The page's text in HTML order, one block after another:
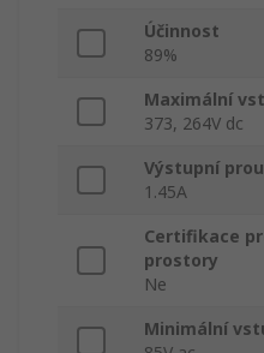
Účinnost
89%
Maximální
373, 264V dc
Výstupní
1.45A
Certifikace
prostory
Ne
Minimální